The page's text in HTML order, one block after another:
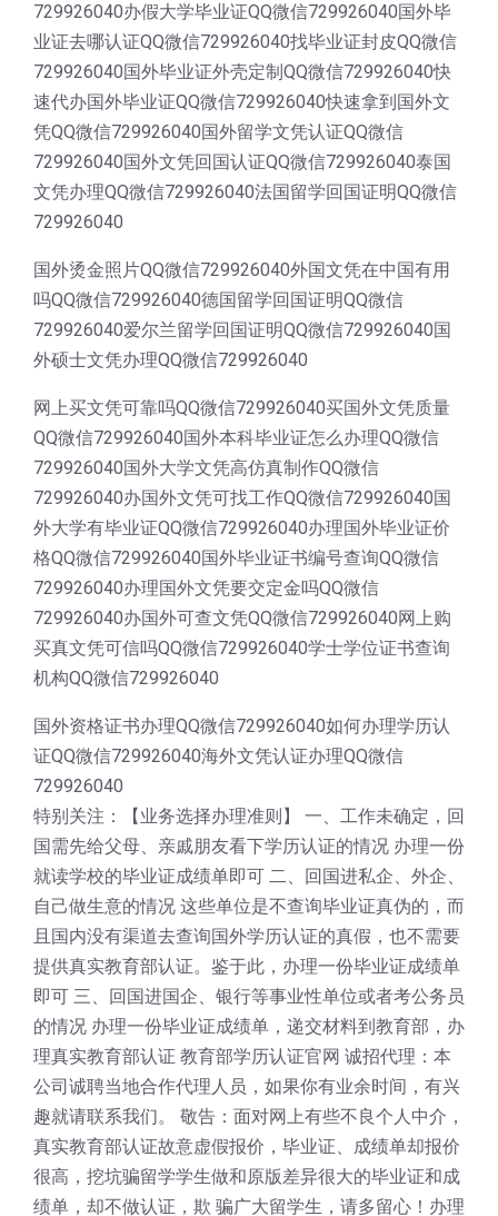
729926040办假大学毕业证QQ微信729926040国外毕
业证去哪认证QQ微信729926040找毕业证封皮QQ微信
729926040国外毕业证外壳定制QQ微信729926040快
速代办国外毕业证QQ微信729926040快速拿到国外文
凭QQ微信729926040国外留学文凭认证QQ微信
729926040国外文凭回国认证QQ微信729926040泰国
文凭办理QQ微信729926040法国留学回国证明QQ微信
729926040
国外烫金照片QQ微信729926040外国文凭在中国有用
吗QQ微信729926040德国留学回国证明QQ微信
729926040爱尔兰留学回国证明QQ微信729926040国
外硕士文凭办理QQ微信729926040
网上买文凭可靠吗QQ微信729926040买国外文凭质量
QQ微信729926040国外本科毕业证怎么办理QQ微信
729926040国外大学文凭高仿真制作QQ微信
729926040办国外文凭可找工作QQ微信729926040国
外大学有毕业证QQ微信729926040办理国外毕业证价
格QQ微信729926040国外毕业证书编号查询QQ微信
729926040办理国外文凭要交定金吗QQ微信
729926040办国外可查文凭QQ微信729926040网上购
买真文凭可信吗QQ微信729926040学士学位证书查询
机构QQ微信729926040
国外资格证书办理QQ微信729926040如何办理学历认
证QQ微信729926040海外文凭认证办理QQ微信
729926040
特别关注：【业务选择办理准则】 一、工作未确定，回
国需先给父母、亲戚朋友看下学历认证的情况 办理一份
就读学校的毕业证成绩单即可 二、回国进私企、外企、
自己做生意的情况 这些单位是不查询毕业证真伪的，而
且国内没有渠道去查询国外学历认证的真假，也不需要
提供真实教育部认证。鉴于此，办理一份毕业证成绩单
即可 三、回国进国企、银行等事业性单位或者考公务员
的情况 办理一份毕业证成绩单，递交材料到教育部，办
理真实教育部认证 教育部学历认证官网 诚招代理：本
公司诚聘当地合作代理人员，如果你有业余时间，有兴
趣就请联系我们。 敬告：面对网上有些不良个人中介，
真实教育部认证故意虚假报价，毕业证、成绩单却报价
很高，挖坑骗留学学生做和原版差异很大的毕业证和成
绩单，却不做认证，欺 骗广大留学生，请多留心！办理